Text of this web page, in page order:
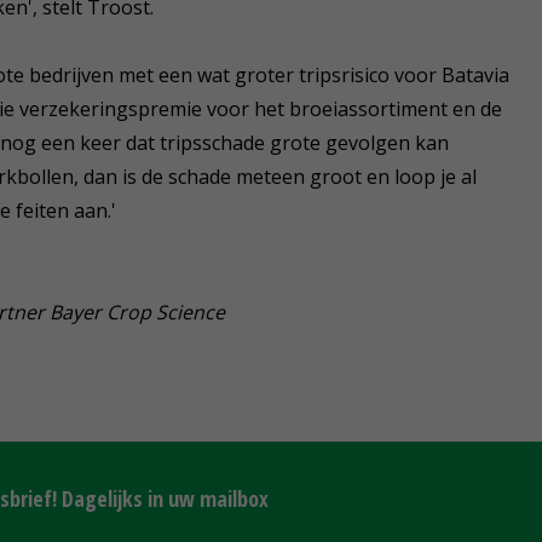
stelt Troost.
bedrijven met een wat groter tripsrisico voor Batavia
verzekeringspremie voor het broeiassortiment en de
een keer dat tripsschade grote gevolgen kan
dan is de schade meteen groot en loop je al
feiten aan.'
Bayer Crop Science
Dagelijks in uw mailbox